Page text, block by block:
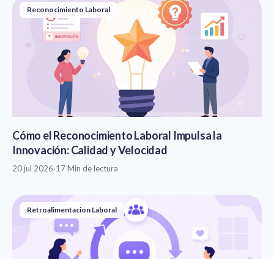
Reconocimiento Laboral
Cómo el Reconocimiento Laboral Impulsa la
Innovación: Calidad y Velocidad
20 jul 2026·17 Min de lectura
Retroalimentacion Laboral